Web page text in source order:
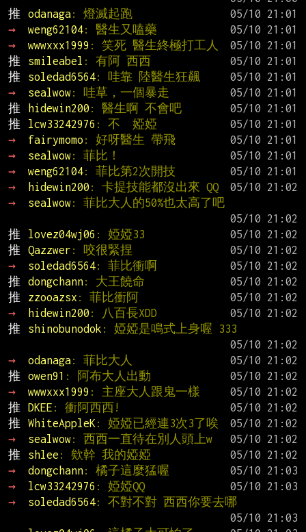
推
odanaga: 燈滅起跑
→
weng62104: 醫生又嗑藥
→
wwwxxx1999 : 笑死 醫生終極打工人
推
smileabel : 有阿 西西
推
soledad6564: 哇靠 陸醫生狂飆
→
sealwow: 哇草，一個暴走
推
hidewin200 : 醫生啊 不會吧
推
lcw33242976 : 不  婭婭
→
fairymomo : 好呀醫生 帶飛
→
sealwow: 菲比！
→
weng62104: 菲比第2次開技
→
hidewin200 : 卡提技能都沒出來 QQ
→
sealwow: 菲比大人的50%也太高了吧
推
lovez04wj06 : 婭婭33
推
Qazzwer : 咬很緊捏
→
soledad6564: 菲比衝啊
推
dongchann: 大王饒命
推
zzooazsx : 菲比衝阿
→
hidewin200 : 八百長XDD
推
shinobunodok : 婭婭是鳴式上身喔 333
→
odanaga: 菲比大人
推
owen91 : 阿布大人出動
→
wwwxxx1999 : 主座大人跟鬼一樣
推
DKEE : 衝阿西西!
推
WhiteAppleK : 婭婭已經連3次3了唉
→
sealwow: 西西一直待在別人頭上w
推
shlee : 欸幹 我的婭婭
→
dongchann: 橘子這麼猛喔
→
lcw33242976 : 婭婭QQ
→
soledad6564: 不對不對 西西你要去哪